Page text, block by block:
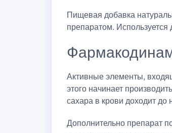
Пищевая добавка
препаратом. Используется
Активные элементы,
этого начинает
сахара в крови доходит
Дополнительно препарат